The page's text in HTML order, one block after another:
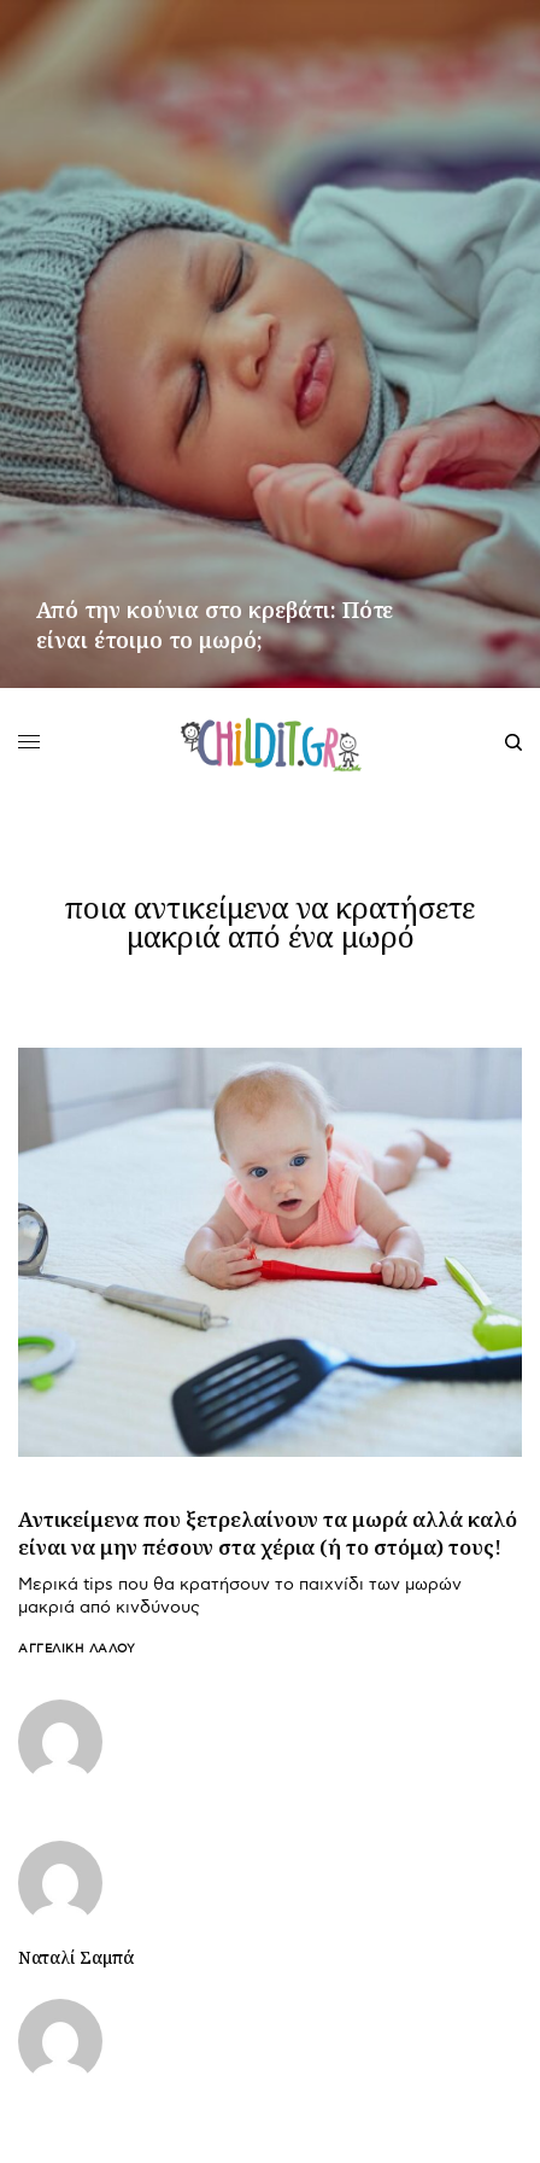
Από την κούνια στο κρεβάτι: Πότε
είναι έτοιμο το μωρό;
ποια αντικείμενα να κρατήσετε
μακριά από ένα μωρό
Αντικείμενα που ξετρελαίνουν τα μωρά αλλά καλό
είναι να μην πέσουν στα χέρια (ή το στόμα) τους!
Μερικά tips που θα κρατήσουν το παιχνίδι των μωρών
μακριά από κινδύνους
ΑΓΓΕΛΙΚΉ ΛΆΛΟΥ
Ναταλί Σαμπά